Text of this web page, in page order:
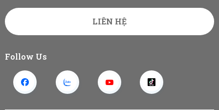
LIÊN HỆ
Follow Us